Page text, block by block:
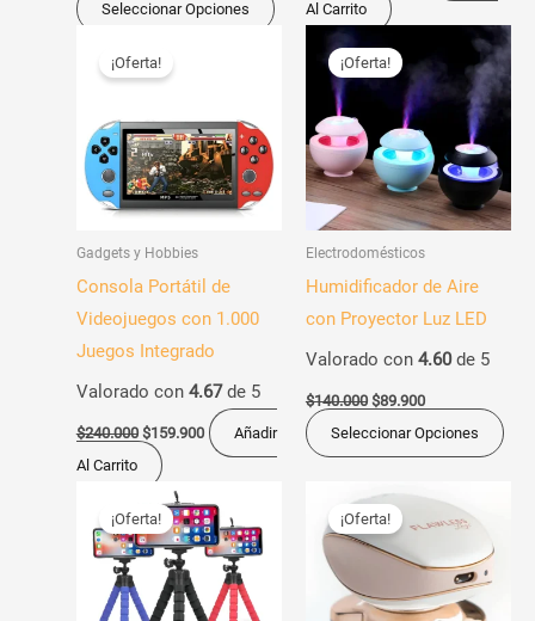
Seleccionar Opciones
producto
Al Carrito
¡Oferta!
Gadgets y Hobbies
Consola Portátil de
Videojuegos con 1.000
Juegos Integrado
Valorado con 4.67de 5
$240.000
precio
original
$159.900
Añadir
Al Carrito
¡Oferta!
Electrodomésticos
Humidificador de Aire
con Proyector Luz LED
Valorado con 4.60de 5
$140.000
precio
original
era:
$140.000.
$89.900
actual
es:
$89.900.
Seleccionar Opciones
Las
¡Oferta!
precio
original
era:
$20.000.
precio
actual
es:
$11.900.
producto
múltiples
¡Oferta!
El
precio
original
era:
$130.000.
precio
actual
$69.900.